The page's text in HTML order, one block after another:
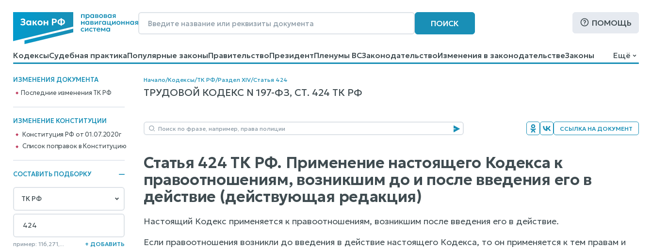
ПОИСК ПОМОЩЬ
КодексыСудебная практикаПопулярные законыПравительствоПрезидентПленумы ВСЗаконодательствоИзменения в законодательствеЗаконы
КалькуляторыСправочные материалыОбразцы договоровКонтактыПомощьПоиск
Ещё
ИЗМЕНЕНИЯ ДОКУМЕНТА
Последние изменения ТК РФ
ИЗМЕНЕНИЕ КОНСТИТУЦИИ
Конституция РФ от 01.07.2020г
Cписок поправок в Конституцию
СОСТАВИТЬ ПОДБОРКУ
пример: 116,271,... + ДОБАВИТЬ
Начало/Кодексы/ТК РФ/Раздел XIV/Статья 424
ТРУДОВОЙ КОДЕКС N 197-ФЗ, СТ. 424 ТК РФ
ССЫЛКА НА ДОКУМЕНТ
Статья 424 ТК РФ. Применение настоящего Кодекса к
правоотношениям, возникшим до и после введения его в
действие (действующая редакция)
Настоящий Кодекс применяется к правоотношениям, возникшим после введения его в действие.
Если правоотношения возникли до введения в действие настоящего Кодекса, то он применяется к тем правам и